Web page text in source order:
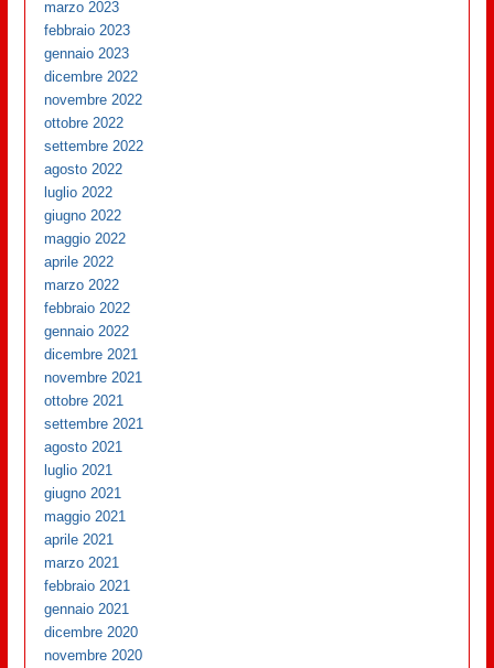
marzo 2023
febbraio 2023
gennaio 2023
dicembre 2022
novembre 2022
ottobre 2022
settembre 2022
agosto 2022
luglio 2022
giugno 2022
maggio 2022
aprile 2022
marzo 2022
febbraio 2022
gennaio 2022
dicembre 2021
novembre 2021
ottobre 2021
settembre 2021
agosto 2021
luglio 2021
giugno 2021
maggio 2021
aprile 2021
marzo 2021
febbraio 2021
gennaio 2021
dicembre 2020
novembre 2020